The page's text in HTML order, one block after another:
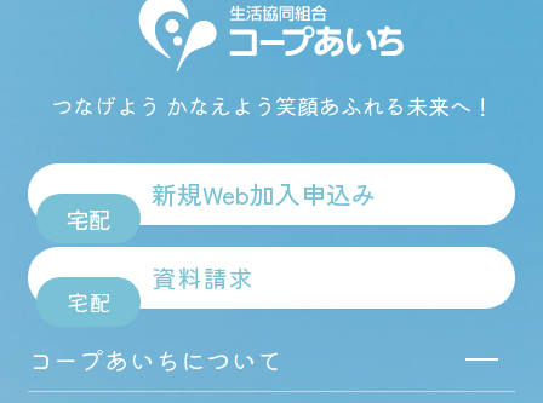
つなげよう かなえよう笑顔あふれる未来へ！
宅配
新規Web加入申込み
宅配
資料請求
コープあいちについて